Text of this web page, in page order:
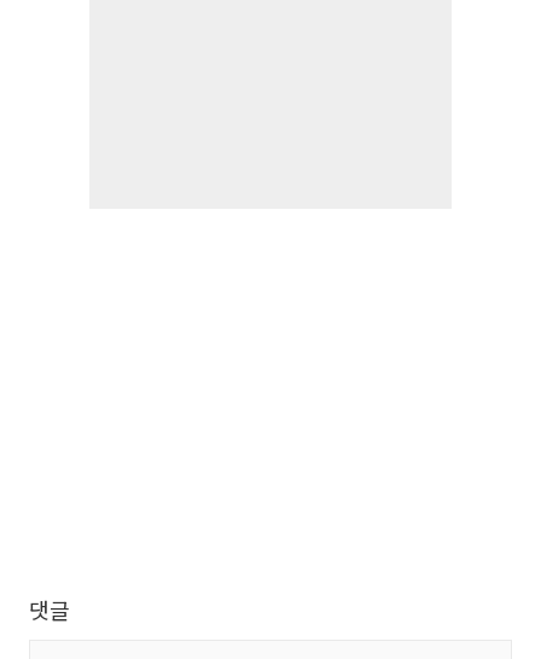
댓글